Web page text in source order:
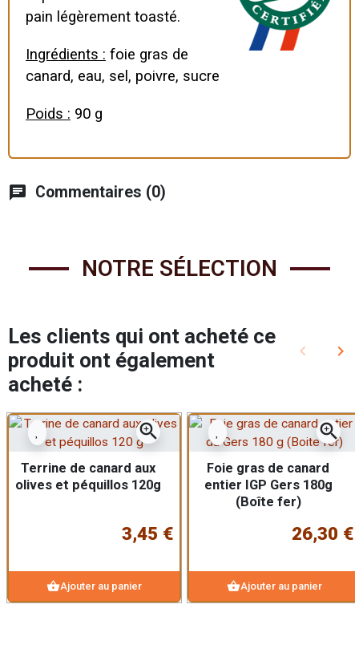
pain légèrement toasté.
Ingrédients : foie gras de
canard, eau, sel, poivre, sucre
Poids : 90 g
chat Commentaires (0)
NOTRE SÉLECTION
Les clients qui ont acheté ce
produit ont également
acheté :
Précédent
keyboard_arrow_left keyboard_arrow_right
zoom_in
Terrine de canard aux
olives et péquillos 120g
3,45 €
shopping_basketAjouter au panier
zoom_in
Foie gras de canard
entier IGP Gers 180g
(Boîte fer)
26,30 €
shopping_basketAjouter au panier